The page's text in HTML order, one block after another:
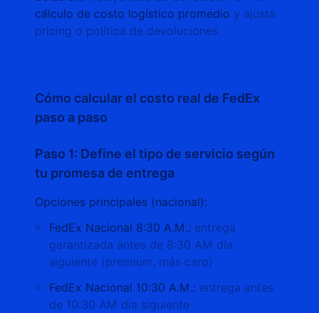
cálculo de costo logístico promedio y ajusta
pricing o política de devoluciones.
Cómo calcular el costo real de FedEx
paso a paso
Paso 1: Define el tipo de servicio según
tu promesa de entrega
Opciones principales (nacional):
FedEx Nacional 8:30 A.M.: entrega
garantizada antes de 8:30 AM día
siguiente (premium, más caro)
FedEx Nacional 10:30 A.M.: entrega antes
de 10:30 AM día siguiente